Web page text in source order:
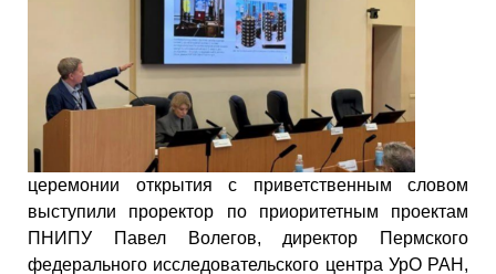
церемонии открытия с приветственным словом
выступили проректор по приоритетным проектам
ПНИПУ Павел Волегов, директор Пермского
федерального исследовательского центра УрО РАН,